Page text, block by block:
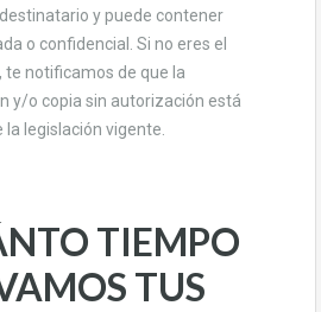
y puede contener
o confidencial. Si no eres el
notificamos de que la
y/o copia sin autorización está
legislación vigente.
TIEMPO
TUS